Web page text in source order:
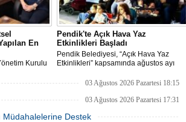
En
Kurulu
ofisinde
Pendik'te Açık Hava Yaz
Etkinlikleri Başladı
Pendik Belediyesi, “Açık Hava Yaz
Etkinlikleri” kapsamında ağustos ayı
geceleri ve açık hava tiyatrolarıyla
etkinliklerinde buluşturuyor.
03 Ağustos 2026 Pazartesi 18:15
03 Ağustos 2026 Pazartesi 17:31
Müdahalelerine Destek